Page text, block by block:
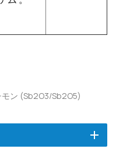
ン (Sb2O3/Sb2O5)